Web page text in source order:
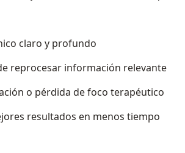
claro y profundo
reprocesar información relevante
o pérdida de foco terapéutico
resultados en menos tiempo